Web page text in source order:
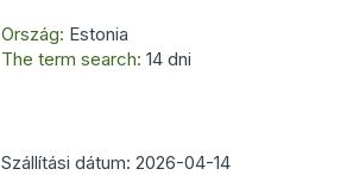
Ország: Estonia
The term search: 14 dni
Szállítási dátum: 2026-04-14